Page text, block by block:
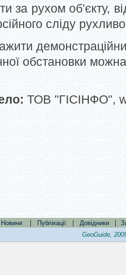
за рухом об'єкту,
сліду
обстановки
ТОВ "ГІСІНФО",
Новини | Публікації | Довідники |
GeoGuide,